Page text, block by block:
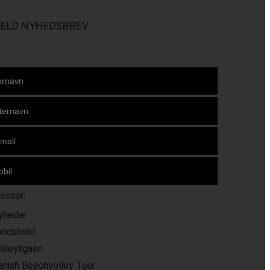
NYHEDSBREV
Beachvolley Tour